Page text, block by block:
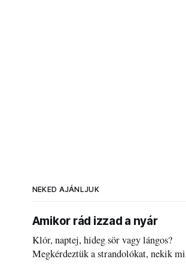
NEKED AJÁNLJUK
Amikor rád izzad a nyár
Klór, naptej, hideg sör vagy lángos?
Megkérdeztük a strandolókat, nekik mi